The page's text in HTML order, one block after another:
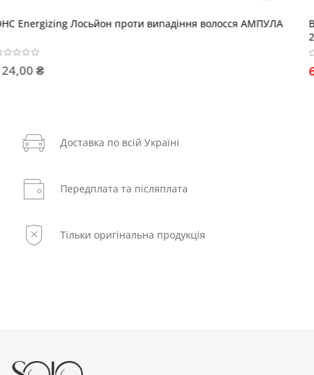
BEAUTY FAMILY AGELESS Відновлювальна маска глибокої дії
638,40 ₴
Доставка по всій Україні
Передплата та післяплата
Тільки оригінальна продукція